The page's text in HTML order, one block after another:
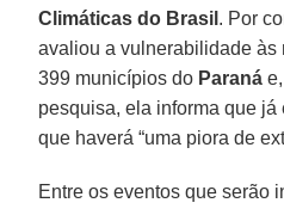
Climáticas do Brasil . Por
avaliou a vulnerabilidade às
399 municípios do Paraná
pesquisa, ela informa que já
que haverá “uma piora de
Entre os eventos que serão